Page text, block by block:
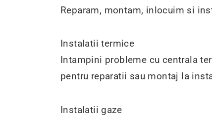
Reparam, montam, inlocuim si
Instalatii termice
Intampini probleme cu centrala
pentru reparatii sau montaj la
Instalatii gaze